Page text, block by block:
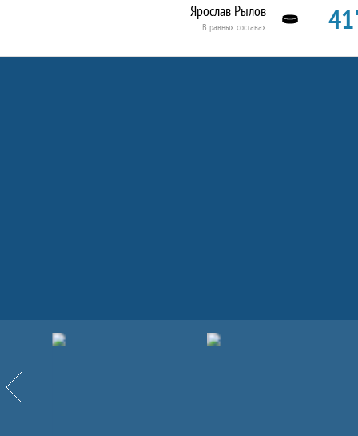
Ярослав Рылов
В равных составах
Назад
Партнёры